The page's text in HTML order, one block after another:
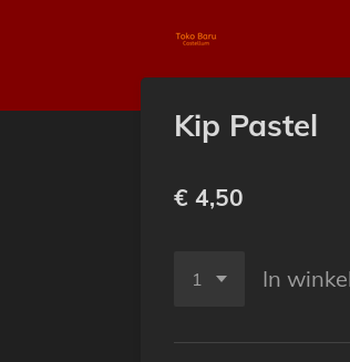
de
Kip Pastel
€ 4,50
In